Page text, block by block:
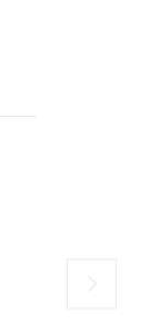
TRIGUN